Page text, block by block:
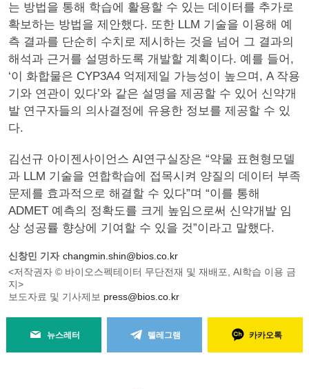
는 방법을 통해 학습에 활용할 수 있는 데이터를 추가로
확보하는 방법을 제안했다. 또한 LLM 기술을 이용해 예
측 결과를 단순히 수치로 제시하는 것을 넘어 그 결과의
해석과 근거를 설명하도록 개발할 계획이다. 예를 들어,
‘이 화합물은 CYP3A4 억제제일 가능성이 높으며, A 작용
기와 연관이 있다’와 같은 설명을 제공할 수 있어 신약개
발 연구자들의 의사결정에 유용한 정보를 제공할 수 있
다.
김선규 아이젠사이언스 AI연구실장은 “약물 표현형모델
과 LLM 기술을 연합학습에 접목시켜 양질의 데이터 부족
문제를 효과적으로 해결할 수 있다”며 “이를 통해
ADMET 예측의 정확도를 크게 높임으로써 신약개발 임
상 성공률 향상에 기여할 수 있을 것”이라고 말했다.
신창민 기자 changmin.shin@bios.co.kr
<저작권자 © 바이오스펙테이터 무단전재 및 재배포, AI학습 이용 금
지>
보도자료 및 기사제보 press@bios.co.kr
뉴스레터 텔레그램 카카오톡